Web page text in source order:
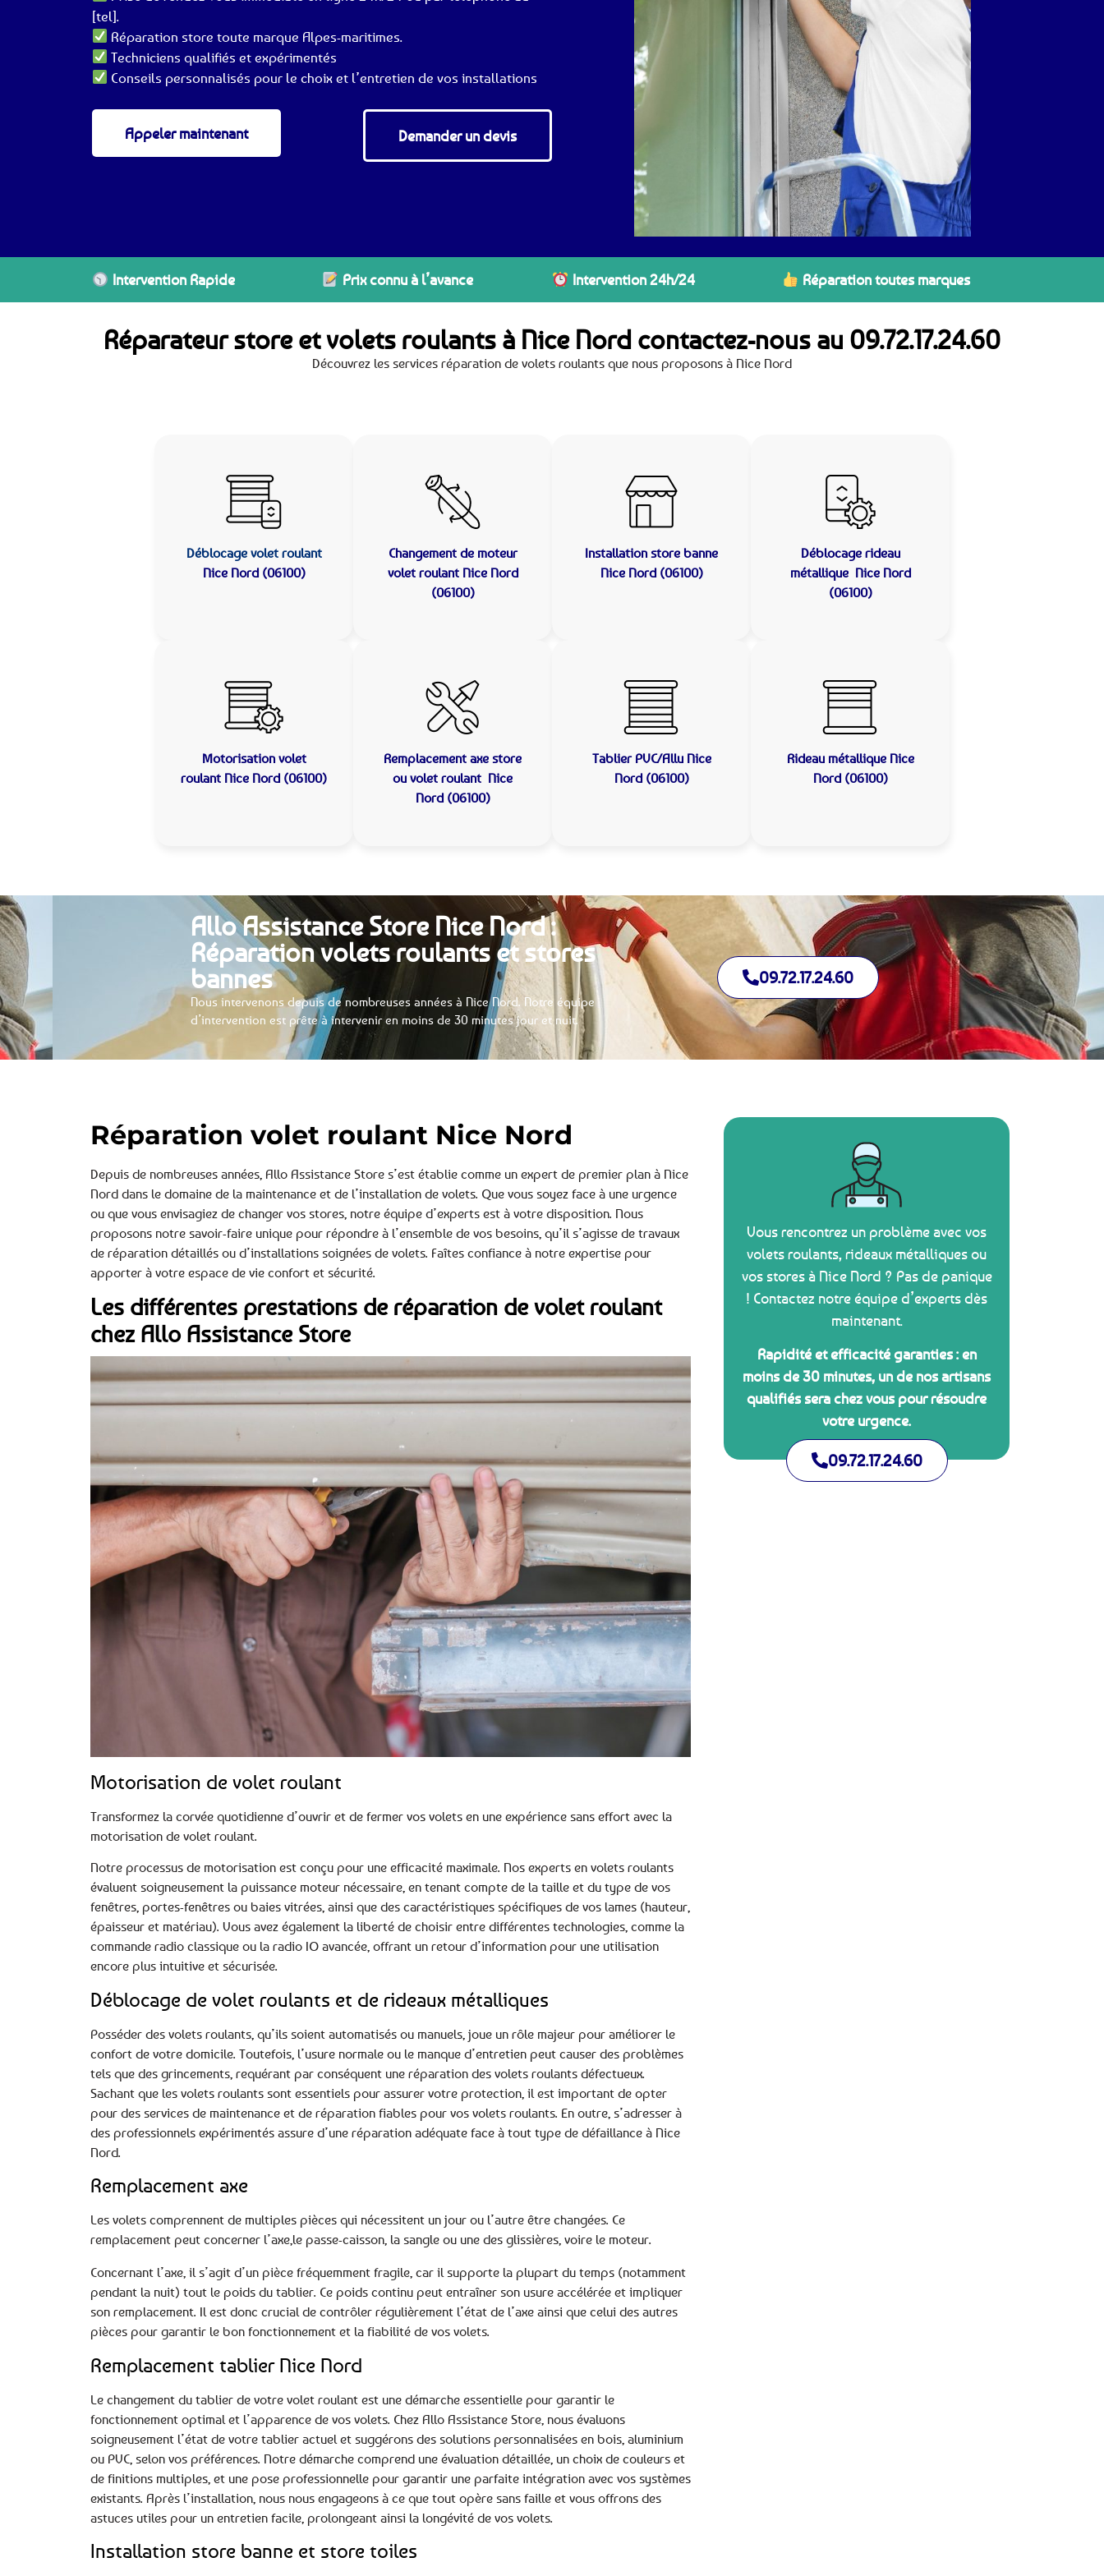
[tel].
Réparation store toute marque Alpes-maritimes.
Techniciens qualifiés et expérimentés
Conseils personnalisés pour le choix et l’entretien de vos installations
Appeler maintenant Demander un devis
Intervention Rapide Prix connu à l’avance Intervention 24h/24 Réparation toutes marques
Réparateur store et volets roulants à Nice Nord contactez-nous au 09.72.17.24.60
Découvrez les services réparation de volets roulants que nous proposons à Nice Nord
Déblocage volet roulant
Nice Nord (06100)
Changement de moteur
volet roulant Nice Nord
(06100)
Installation store banne
Nice Nord (06100)
Déblocage rideau
métallique Nice Nord
(06100)
Motorisation volet
roulant Nice Nord (06100)
Remplacement axe store
ou volet roulant Nice
Nord (06100)
Tablier PVC/Allu Nice
Nord (06100)
Rideau métallique Nice
Nord (06100)
Allo Assistance Store Nice Nord :
Réparation volets roulants et stores
bannes
Nous intervenons depuis de nombreuses années à Nice Nord. Notre équipe
d’intervention est prête à intervenir en moins de 30 minutes jour et nuit.
09.72.17.24.60
Réparation volet roulant Nice Nord
Depuis de nombreuses années, Allo Assistance Store s’est établie comme un expert de premier plan à Nice
Nord dans le domaine de la maintenance et de l’installation de volets. Que vous soyez face à une urgence
ou que vous envisagiez de changer vos stores, notre équipe d’experts est à votre disposition. Nous
proposons notre savoir-faire unique pour répondre à l’ensemble de vos besoins, qu’il s’agisse de travaux
de réparation détaillés ou d’installations soignées de volets. Faîtes confiance à notre expertise pour
apporter à votre espace de vie confort et sécurité.
Les différentes prestations de réparation de volet roulant
chez Allo Assistance Store
Motorisation de volet roulant
Transformez la corvée quotidienne d’ouvrir et de fermer vos volets en une expérience sans effort avec la
motorisation de volet roulant.
Notre processus de motorisation est conçu pour une efficacité maximale. Nos experts en volets roulants
évaluent soigneusement la puissance moteur nécessaire, en tenant compte de la taille et du type de vos
fenêtres, portes-fenêtres ou baies vitrées, ainsi que des caractéristiques spécifiques de vos lames (hauteur,
épaisseur et matériau). Vous avez également la liberté de choisir entre différentes technologies, comme la
commande radio classique ou la radio IO avancée, offrant un retour d’information pour une utilisation
encore plus intuitive et sécurisée.
Déblocage de volet roulants et de rideaux métalliques
Posséder des volets roulants, qu’ils soient automatisés ou manuels, joue un rôle majeur pour améliorer le
confort de votre domicile. Toutefois, l’usure normale ou le manque d’entretien peut causer des problèmes
tels que des grincements, requérant par conséquent une réparation des volets roulants défectueux.
Sachant que les volets roulants sont essentiels pour assurer votre protection, il est important de opter
pour des services de maintenance et de réparation fiables pour vos volets roulants. En outre, s’adresser à
des professionnels expérimentés assure d’une réparation adéquate face à tout type de défaillance à Nice
Nord.
Remplacement axe
Les volets comprennent de multiples pièces qui nécessitent un jour ou l’autre être changées. Ce
remplacement peut concerner l’axe,le passe-caisson, la sangle ou une des glissières, voire le moteur.
Concernant l’axe, il s’agit d’un pièce fréquemment fragile, car il supporte la plupart du temps (notamment
pendant la nuit) tout le poids du tablier. Ce poids continu peut entraîner son usure accélérée et impliquer
son remplacement. Il est donc crucial de contrôler régulièrement l’état de l’axe ainsi que celui des autres
pièces pour garantir le bon fonctionnement et la fiabilité de vos volets.
Remplacement tablier Nice Nord
Le changement du tablier de votre volet roulant est une démarche essentielle pour garantir le
fonctionnement optimal et l’apparence de vos volets. Chez Allo Assistance Store, nous évaluons
soigneusement l’état de votre tablier actuel et suggérons des solutions personnalisées en bois, aluminium
ou PVC, selon vos préférences. Notre démarche comprend une évaluation détaillée, un choix de couleurs et
de finitions multiples, et une pose professionnelle pour garantir une parfaite intégration avec vos systèmes
existants. Après l’installation, nous nous engageons à ce que tout opère sans faille et vous offrons des
astuces utiles pour un entretien facile, prolongeant ainsi la longévité de vos volets.
Installation store banne et store toiles
Vous rencontrez un problème avec vos
volets roulants, rideaux métalliques ou
vos stores à Nice Nord ? Pas de panique
! Contactez notre équipe d’experts dès
maintenant.
Rapidité et efficacité garanties : en
moins de 30 minutes, un de nos artisans
qualifiés sera chez vous pour résoudre
votre urgence.
09.72.17.24.60